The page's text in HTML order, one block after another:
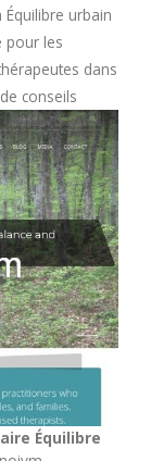
Équilibre urbain
pour les
dans
conseils
Équilibre